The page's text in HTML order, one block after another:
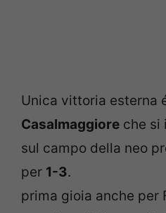
Unica vittoria esterna
Casalmaggiore che si
sul campo della neo
per 1-3.
prima gioia anche per